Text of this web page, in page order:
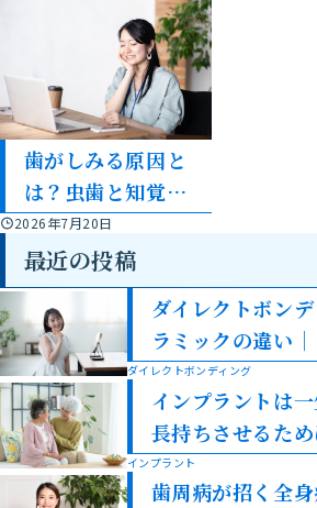
歯がしみる原因と
は？虫歯と知覚過
敏の違いを解説
2026年7月20日
最近の投稿
ダイレクトボン
ラミックの違い
ぶべき？
ダイレクトボンディング
インプラントは
長持ちさせるた
と
インプラント
歯周病が招く全